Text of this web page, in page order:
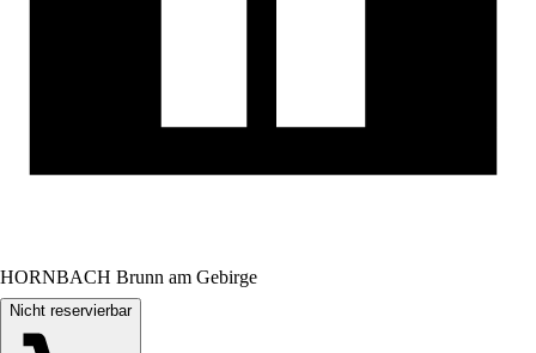
HORNBACH Brunn am Gebirge
Nicht reservierbar